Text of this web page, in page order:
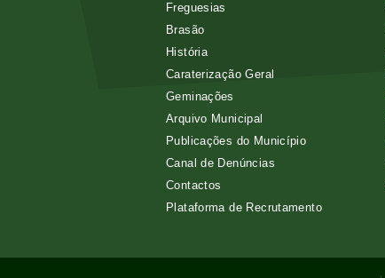
Freguesias
Brasão
História
Caraterização Geral
Geminações
Arquivo Municipal
Publicações do Município
Canal de Denúncias
Contactos
Plataforma de Recrutamento